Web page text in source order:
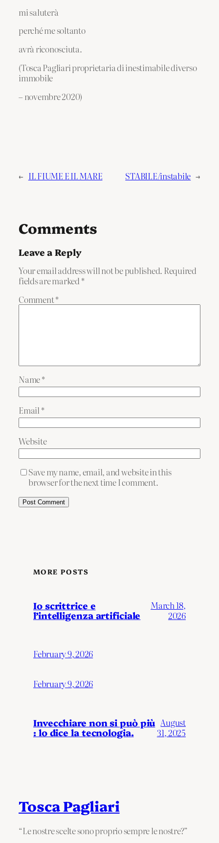
mi saluterà
perché me soltanto
avrà riconosciuta.
(Tosca Pagliari proprietaria di inestimabile diverso
immobile
– novembre 2020)
← IL FIUME E IL MARE STABILE/instabile →
Comments
Leave a Reply
Your email address will not be published. Required
fields are marked *
Comment*
Name*
Email *
Website
Save my name, email, and website in this
browser for the next time I comment.
MORE POSTS
Io scrittrice e
l’intelligenza artificiale
March 18,
2026
February 9, 2026
February 9, 2026
Invecchiare non si può più
: lo dice la tecnologia.
August
31, 2025
Tosca Pagliari
“Le nostre scelte sono proprio sempre le nostre?”